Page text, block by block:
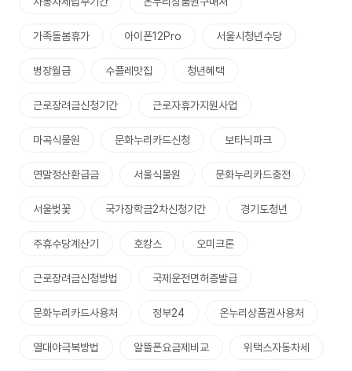
가족돌봄휴가 아이폰12Pro 서울시청년수당
병장월급 수플레맛집 청년혜택
근로장려금신청기간 근로자휴가지원사업
마곡식물원 문화누리카드신청 보타닉파크
연말정산환급금 서울식물원 문화누리카드충전
서울벚꽃 국가장학금2차신청기간 경기도청년
주휴수당계산기 호캉스 오미크론
근로장려금신청방법 국제운전면허증발급
문화누리카드사용처 정부24 온누리상품권사용처
열대야극복방법 알뜰폰요금제비교 위택스자동차세